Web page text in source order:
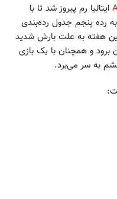
ایتالیا رم پیروز شد تا با
رده پنجم جدول رده‌بندی
هفته به علت بارش شدید
برود و همچنان با یک بازی
به سر می‌برد.